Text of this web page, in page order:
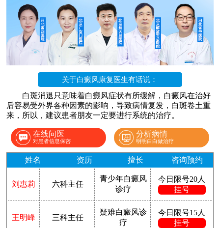
关于白癜风康复医生有话说：
白斑消退只意味着白癜风症状有所缓解，白癜风在治好
后容易受外界各种因素的影响，导致病情复发，白斑卷土重
来，所以，建议患者朋友一定要进行系统的治疗。
在线问医
对患者信息保密
分析病情
明明白白做治疗
姓名 资历 擅长 咨询预约
刘惠莉 六科主任
青少年白癜风
诊疗
今日限号20人
挂号
王明峰 三科主任
疑难白癜风诊
疗
今日限号15人
挂号